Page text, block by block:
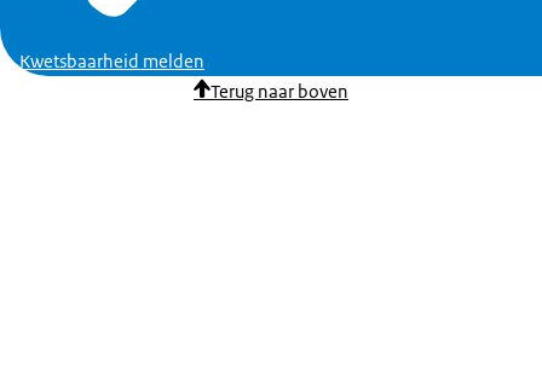
Kwetsbaarheid melden
Terug naar boven